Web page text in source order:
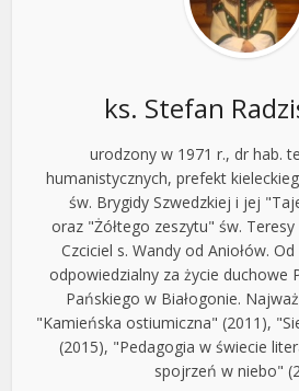
ks. Stefan
urodzony w 1971 r., dr hab.
humanistycznych, prefekt
św. Brygidy Szwedzkiej i jej
oraz "Żółtego zeszytu" św. Teresy
Czciciel s. Wandy od Aniołów.
odpowiedzialny za życie duchowe
Pańskiego w Białogonie.
"Kamieńska ostiumiczna" (2011),
(2015), "Pedagogia w świecie
spojrzeń w niebo"